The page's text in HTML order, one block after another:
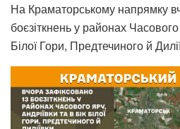
На Краматорському напрямку
боєзіткнень у районах
Білої Гори, Предтечиного й